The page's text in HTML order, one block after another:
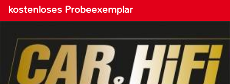
kostenloses Probeexemplar